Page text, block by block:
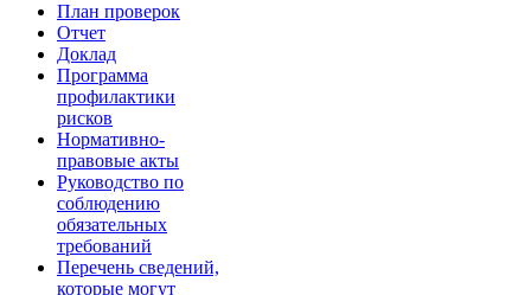
План проверок
Отчет
Доклад
Программа
профилактики
рисков
Нормативно-
правовые акты
Руководство по
соблюдению
обязательных
требований
Перечень сведений,
которые могут